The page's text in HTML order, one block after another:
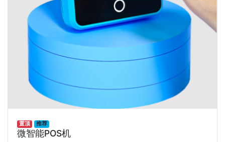
置顶 推荐
微智能POS机